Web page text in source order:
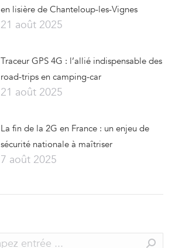
en lisière de Chanteloup-les-Vignes
21 août 2025
Traceur GPS 4G : l’allié indispensable des
road-trips en camping-car
21 août 2025
La fin de la 2G en France : un enjeu de
sécurité nationale à maîtriser
7 août 2025